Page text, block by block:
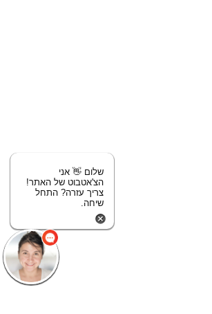
שלום 👋 אני
הצ'אטבוט של האתר!
צריך עזרה? התחל
שיחה.